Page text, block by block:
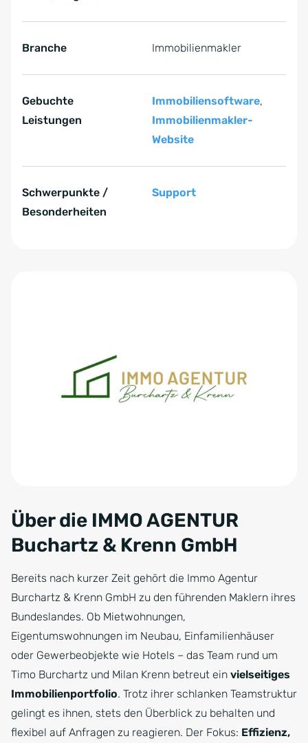
Branche Immobilienmakler
Gebuchte
Leistungen
Immobiliensoftware,
Immobilienmakler-
Website
Schwerpunkte /
Besonderheiten
Support
Über die IMMO AGENTUR
Buchartz & Krenn GmbH
Bereits nach kurzer Zeit gehört die Immo Agentur
Burchartz & Krenn GmbH zu den führenden Maklern ihres
Bundeslandes. Ob Mietwohnungen,
Eigentumswohnungen im Neubau, Einfamilienhäuser
oder Gewerbeobjekte wie Hotels – das Team rund um
Timo Burchartz und Milan Krenn betreut ein vielseitiges
Immobilienportfolio. Trotz ihrer schlanken Teamstruktur
gelingt es ihnen, stets den Überblick zu behalten und
flexibel auf Anfragen zu reagieren. Der Fokus: Effizienz,